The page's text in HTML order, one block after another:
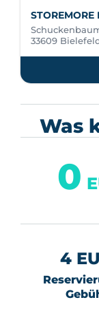
STOREMORE
33609
Was
4
0